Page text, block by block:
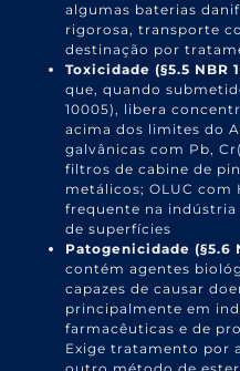
algumas baterias
rigorosa, transporte
destinação por
Toxicidade (§5.5 NBR
que, quando
10005), libera
acima dos limites do
galvânicas com Pb,
filtros de cabine de
metálicos; OLUC com
frequente na
de superfícies
Patogenicidade (§5.6
contém agentes
capazes de causar
principalmente em
farmacêuticas e de
Exige tratamento por